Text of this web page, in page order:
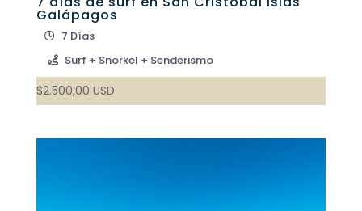
Galápagos
7 Días
Surf + Snorkel + Senderismo
$2.500,00 USD